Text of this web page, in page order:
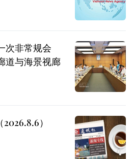
次非常规会
道与海景视廊
）